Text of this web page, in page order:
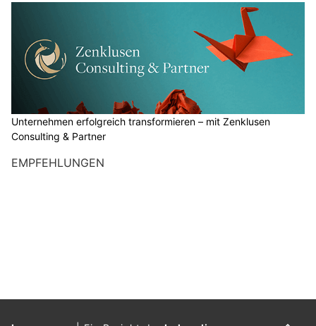
Unternehmen erfolgreich transformieren – mit Zenklusen
Consulting & Partner
EMPFEHLUNGEN